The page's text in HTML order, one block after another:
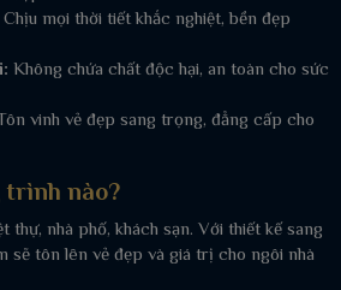
Chịu mọi thời tiết khắc nghiệt, bền đẹp
Không chứa chất độc hại, an toàn cho sức
vinh vẻ đẹp sang trọng, đẳng cấp cho
trình nào?
thự, nhà phố, khách sạn. Với thiết kế sang
sẽ tôn lên vẻ đẹp và giá trị cho ngôi nhà